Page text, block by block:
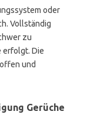
oder
Vollständig
zu
erfolgt. Die
und
Gerüche